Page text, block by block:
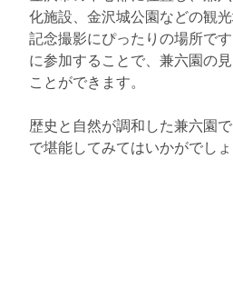
化施設、金沢城公園などの観
記念撮影にぴったりの場所で
に参加することで、兼六園の
ことができます。
歴史と自然が調和した兼六園
で堪能してみてはいかがでしょ